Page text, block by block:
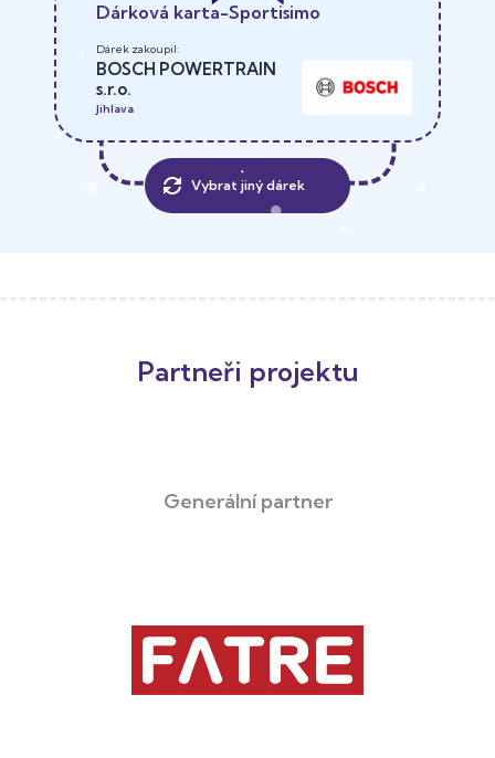
Vybrat jiný dárek
Dárková karta-Sportisimo
BOSCH POWERTRAIN
s.r.o.
Jihlava
Partneři projektu
Generální partner